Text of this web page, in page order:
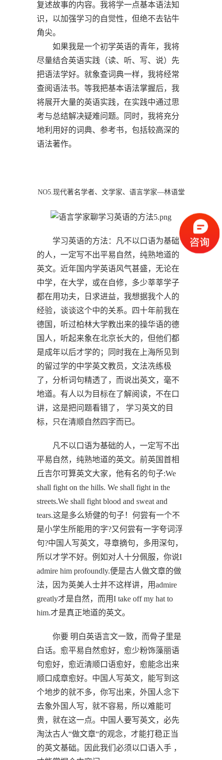
复述故事的内容。我将学一点基本语法知
识，以加强学习的自觉性，但绝不去钻牛
角尖。
如果我是一个初学英语的青年，我将
尽量结合英语实践（读、听、写、说）先
把语法学好。就象查词典一样，我将经常
查阅语法书。等我把基本语法掌握后，我
将展开大量的英语实践，在实践中通过思
考与总结解决疑难问题。同时，我将充分
地利用好的词典、参考书，包括较高深的
语法著作。
NO5.现代著名学者、文学家、语言学家—林语堂
学习英语的方法：凡不以口语为基础
的人，一定写不出平易自然，纯熟地道的
英文。近年国内学英语风气甚盛，无论在
中学，在大学，或在自修，多少莘莘学子
都在用功夫，日求进益，我想据我个人的
经验，谈谈这个中的关系。四十年前我在
德国，听过柏林大学教出来的操华语的德
国人，听起来象在北京长大的，但他们都
是成年以后才学的；同时我在上海所见到
的留过学的中学英文教员，文法冼练极
了，分析词句精透了，而说出英文，毫不
地道。有人以为目标在了解阅读，不在口
讲，这是把问题看错了， 学习英文的目
标，只在清顺自然四字而已。
凡不以口语为基础的人，一定写不出
平易自然，纯熟地道的英文。前英国首相
丘吉尔可算英文大家，他有名的句子:We
shall fight on the hills. We shall fight in the
streets.We shall fight blood and sweat and
tears.这是多么矫健的句子！何尝有一个不
是小学生所能用的字?又何尝有一字夸词浮
句?中国人写英文，寻章摘句，多用深句，
所以才学不好。例如对人十分佩服，你说I
admire him profoundly.便是古人做文章的做
法，因为英美人士并不这样讲，用admire
greatly才是自然，而用I take off my hat to
him.才是真正地道的英文。
你要 明白英语言文一致，而骨子里是
白话。愈平易自然愈好，愈少粉饰藻丽语
句愈好，愈近清顺口语愈好，愈能念出来
顺口成章愈好。中国人写英文，能写到这
个地步的就不多，你写出来，外国人念下
去象外国人写，就不容易，所以难能可
贵，就在这一点。中国人要写英文，必先
淘汰古人“做文章“的观念，才能打稳正当
的英文基础。因此我们必须以口语入手 ，